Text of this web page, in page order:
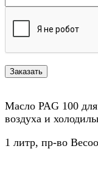
Масло PAG 100
воздуха и
1 литр, пр-во